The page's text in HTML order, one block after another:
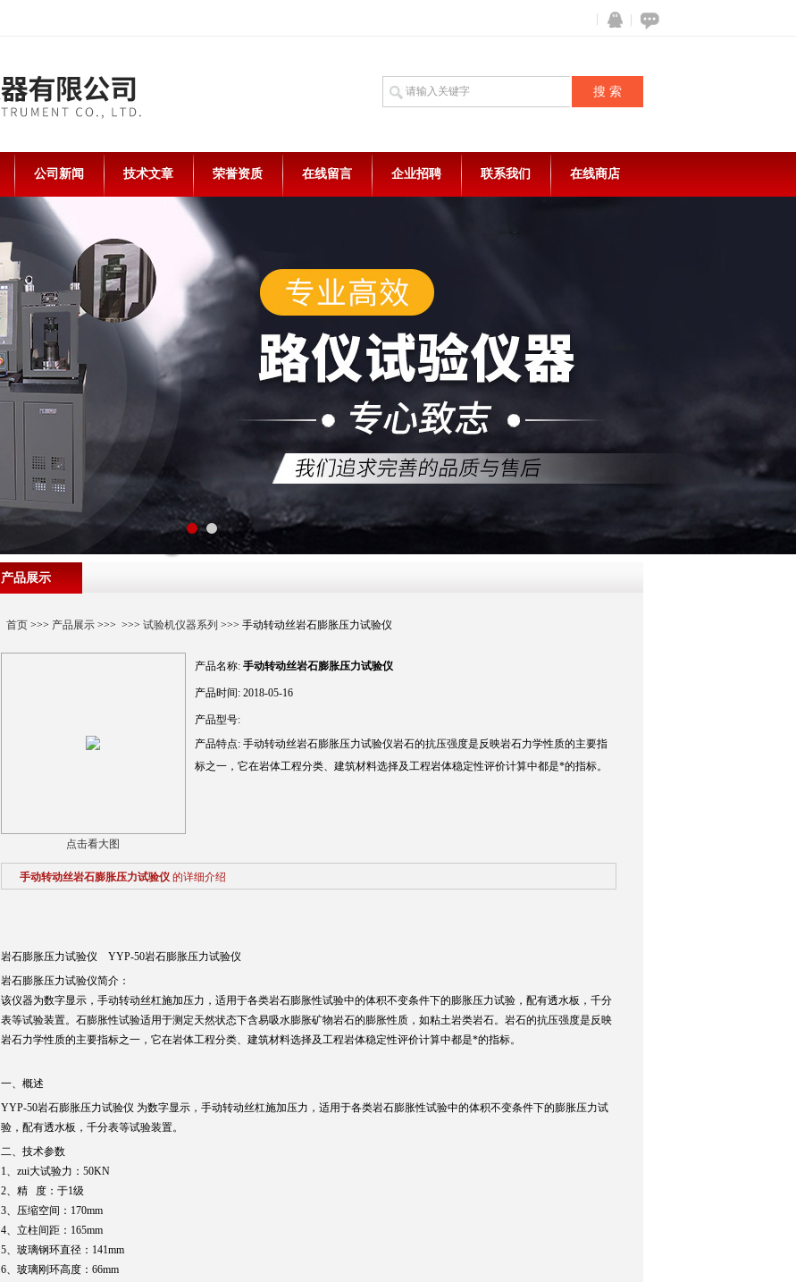
在线咨
QQ
公司新闻 技术文章 荣誉资质 在线留言 企业招聘 联系我们 在线商店
产品展示
首页>>> 产品展示>>> >>> 试验机仪器系列 >>> 手动转动丝岩石膨胀压力试验仪
点击看大图
产品名称: 手动转动丝岩石膨胀压力试验仪
产品时间: 2018-05-16
产品型号:
产品特点: 手动转动丝岩石膨胀压力试验仪岩石的抗压强度是反映岩石力学性质的主要指
标之一，它在岩体工程分类、建筑材料选择及工程岩体稳定性评价计算中都是*的指标。
手动转动丝岩石膨胀压力试验仪 的详细介绍
岩石膨胀压力试验仪 YYP-50岩石膨胀压力试验仪
岩石膨胀压力试验仪简介：
该仪器为数字显示，手动转动丝杠施加压力，适用于各类岩石膨胀性试验中的体积不变条件下的膨胀压力试验，配有透水板，千分
表等试验装置。石膨胀性试验适用于测定天然状态下含易吸水膨胀矿物岩石的膨胀性质，如粘土岩类岩石。岩石的抗压强度是反映
岩石力学性质的主要指标之一，它在岩体工程分类、建筑材料选择及工程岩体稳定性评价计算中都是*的指标。
一、概述
YYP-50岩石膨胀压力试验仪 为数字显示，手动转动丝杠施加压力，适用于各类岩石膨胀性试验中的体积不变条件下的膨胀压力试
验，配有透水板，千分表等试验装置。
二、技术参数
1、zui大试验力：50KN
2、精 度：于1级
3、压缩空间：170mm
4、立柱间距：165mm
5、玻璃钢环直径：141mm
6、玻璃刚环高度：66mm